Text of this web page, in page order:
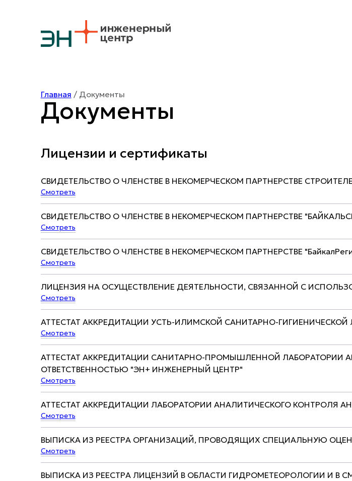
Главная / Документы
Документы
Лицензии и сертификаты
СВИДЕТЕЛЬСТВО О ЧЛЕНСТВЕ В НЕКОМЕРЧЕСКОМ ПАРТНЕРСТВЕ
Смотреть
СВИДЕТЕЛЬСТВО О ЧЛЕНСТВЕ В НЕКОМЕРЧЕСКОМ ПАРТНЕРСТВЕ
Смотреть
СВИДЕТЕЛЬСТВО О ЧЛЕНСТВЕ В НЕКОМЕРЧЕСКОМ ПАРТНЕРСТВЕ
Смотреть
ЛИЦЕНЗИЯ НА ОСУЩЕСТВЛЕНИЕ ДЕЯТЕЛЬНОСТИ, СВЯЗАННОЙ С
Смотреть
АТТЕСТАТ АККРЕДИТАЦИИ УСТЬ-ИЛИМСКОЙ САНИТАРНО-
Смотреть
АТТЕСТАТ АККРЕДИТАЦИИ САНИТАРНО-ПРОМЫШЛЕННОЙ ЛАБОРАТОРИИ
ОТВЕТСТВЕННОСТЬЮ "ЭН+ ИНЖЕНЕРНЫЙ ЦЕНТР"
Смотреть
АТТЕСТАТ АККРЕДИТАЦИИ ЛАБОРАТОРИИ АНАЛИТИЧЕСКОГО КОНТРОЛЯ
Смотреть
ВЫПИСКА ИЗ РЕЕСТРА ОРГАНИЗАЦИЙ, ПРОВОДЯЩИХ СПЕЦИАЛЬНУЮ
Смотреть
ВЫПИСКА ИЗ РЕЕСТРА ЛИЦЕНЗИЙ В ОБЛАСТИ ГИДРОМЕТЕОРОЛОГИИ И